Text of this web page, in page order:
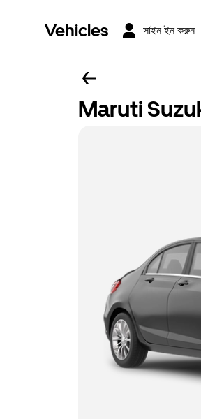
Vehicles সাইন ইন করুন
Maruti